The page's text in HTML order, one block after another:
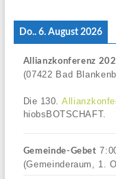
Do.. 6. August 2026
Allianzkonferenz
(07422 Bad
Die 130.
hiobsBOTSCHAFT.
Gemeinde-Gebet
(Gemeinderaum, 1.